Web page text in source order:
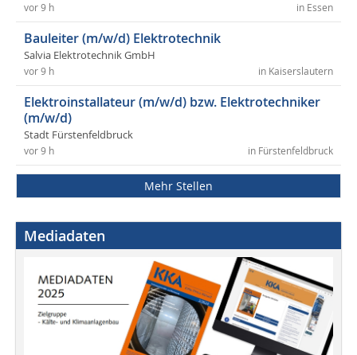
in Essen
vor 9 h
Bauleiter (m/w/d) Elektrotechnik
Salvia Elektrotechnik GmbH
in Kaiserslautern
vor 9 h
Elektroinstallateur (m/w/d) bzw. Elektrotechniker
(m/w/d)
Stadt Fürstenfeldbruck
in Fürstenfeldbruck
vor 9 h
Mehr Stellen
Mediadaten